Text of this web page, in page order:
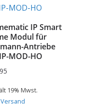
IP Smart
Modul für
Antriebe
MOD-HO
19% Mwst.
Versand